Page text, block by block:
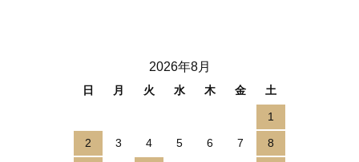
2026年8月
日 月 火 水 木 金 土
1
2 3 4 5 6 7 8